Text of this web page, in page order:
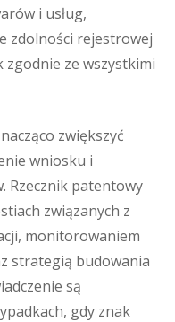
i usług,
zdolności rejestrowej
ze wszystkimi
zwiększyć
wniosku i
Rzecznik patentowy
związanych z
monitorowaniem
strategią budowania
są
gdy znak